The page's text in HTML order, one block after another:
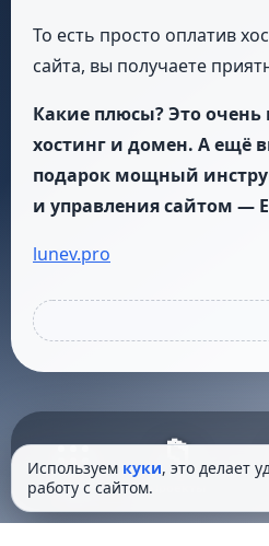
То есть просто оплатив
сайта, вы получаете
Какие плюсы? Это очень
хостинг и домен. А ещё
подарок мощный
и управления сайтом —
lunev.pro
Пуск
📁
Проекты
Используем куки, это делает
работу с сайтом.